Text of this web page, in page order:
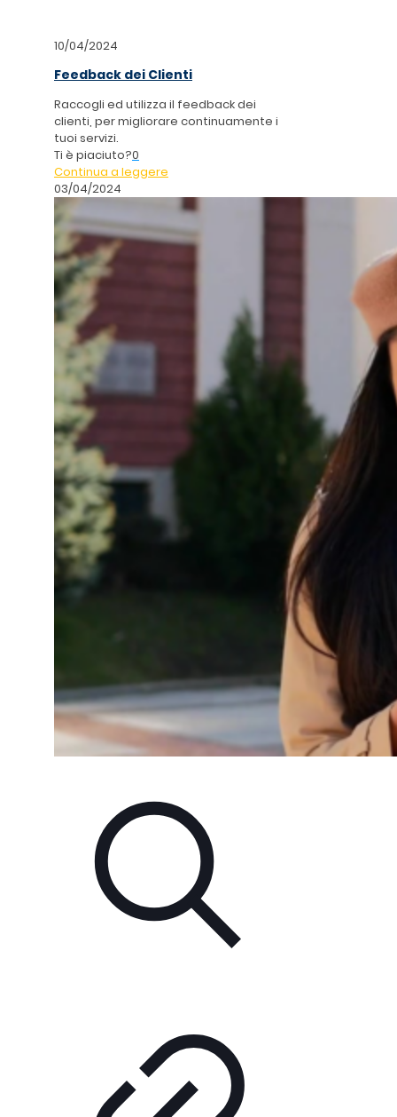
10/04/2024
Feedback dei Clienti
Raccogli ed utilizza il feedback dei
clienti, per migliorare continuamente i
tuoi servizi.
Ti è piaciuto?0
Continua a leggere
03/04/2024